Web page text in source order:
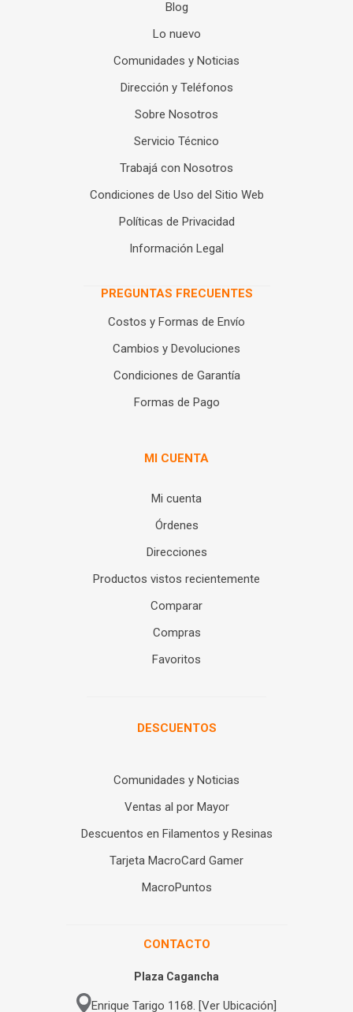
Blog
Lo nuevo
Comunidades y Noticias
Dirección y Teléfonos
Sobre Nosotros
Servicio Técnico
Trabajá con Nosotros
Condiciones de Uso del Sitio Web
Políticas de Privacidad
Información Legal
PREGUNTAS FRECUENTES
Costos y Formas de Envío
Cambios y Devoluciones
Condiciones de Garantía
Formas de Pago
MI CUENTA
Mi cuenta
Órdenes
Direcciones
Productos vistos recientemente
Comparar
Compras
Favoritos
DESCUENTOS
Comunidades y Noticias
Ventas al por Mayor
Descuentos en Filamentos y Resinas
Tarjeta MacroCard Gamer
MacroPuntos
CONTACTO
Plaza Cagancha
Enrique Tarigo 1168. [Ver Ubicación]